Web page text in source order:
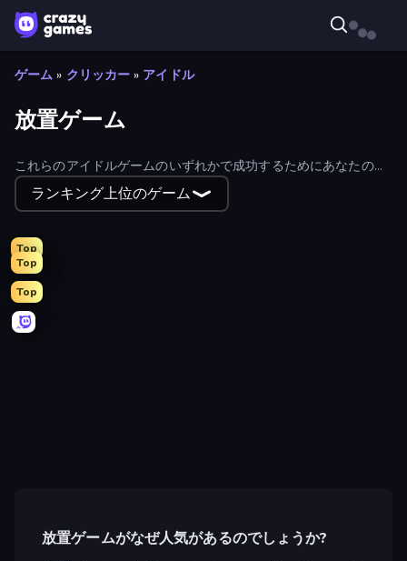
ゲーム » クリッカー » アイドル
放置ゲーム
これらのアイドルゲームのいずれかで成功するためにあなたの方
法を座って、アイドリング。あなたは、フィルタを使用して、最
新かつ最も人気のあるアイドルゲームを見つけることができる。
ランキング上位のゲーム
Top
Top
Top
放置ゲームがなぜ人気があるのでしょうか?